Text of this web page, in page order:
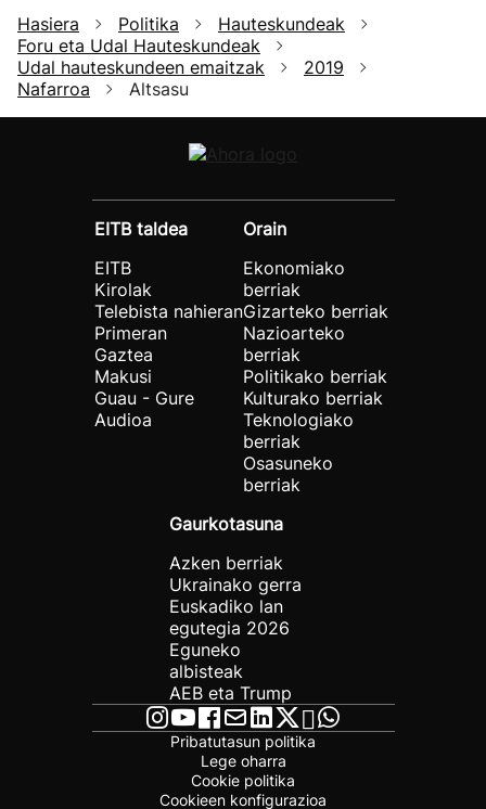
Hasiera Politika
Hauteskundeak
Foru eta Udal Hauteskundeak
Udal hauteskundeen emaitzak
2019
Nafarroa
Altsasu
EITB taldea
EITB
Kirolak
Telebista nahieran
Primeran
Gaztea
Makusi
Guau - Gure
Audioa
Orain
Ekonomiako
berriak
Gizarteko berriak
Nazioarteko
berriak
Politikako berriak
Kulturako berriak
Teknologiako
berriak
Osasuneko
berriak
Gaurkotasuna
Azken berriak
Ukrainako gerra
Euskadiko lan
egutegia 2026
Eguneko
albisteak
AEB eta Trump
Pribatutasun politika
Lege oharra
Cookie politika
Cookieen konfigurazioa